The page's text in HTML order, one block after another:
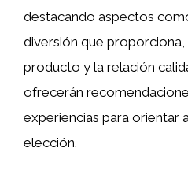
destacando aspectos
diversión que proporciona,
producto y la relación
ofrecerán
experiencias para orientar
elección.